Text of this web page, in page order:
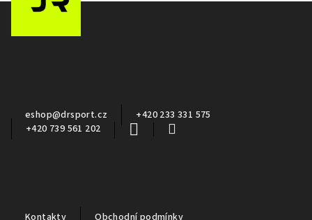
eshop@drsport.cz
+420 233 331 575
+420 739 561 202